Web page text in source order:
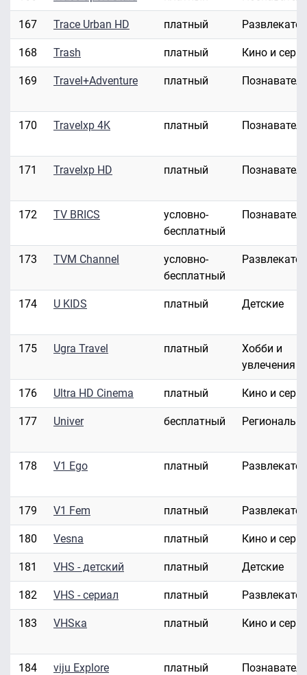
167 Trace Urban HD платный
168 Trash платный Кино и
169 Travel+Adventure платный
170 Travelxp 4K платный
171 Travelxp HD платный
172 TV BRICS
условно-
бесплатный
173 TVM Channel
условно-
бесплатный
174 U KIDS платный Детские
175 Ugra Travel платный
Хобби и
увлечения
176 Ultra HD Cinema платный Кино и
177 Univer бесплатный
178 V1 Ego платный
179 V1 Fem платный
180 Vesna платный Кино и
181 VHS - детский платный Детские
182 VHS - сериал платный
183 VHSка платный Кино и
184 viju Explore платный